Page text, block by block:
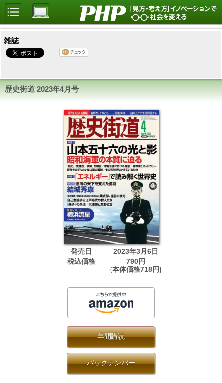
雑誌
歴史街道 2023年4月号
発売日
2023年3月6日
税込価格
790円
(本体価格718円)
年間購読
バックナンバー